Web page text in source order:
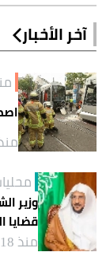
آخر الأخبار
وزير
قضايا
منذ 18 دقيقة